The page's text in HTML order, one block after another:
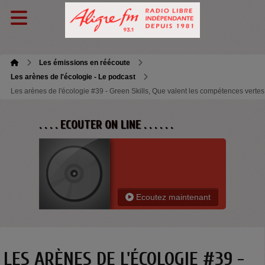
Les émissions en réécoute
Les arènes de l'écologie - Le podcast
Les arènes de l'écologie #39 - Green Skills, Que valent les compétences
. . . . ECOUTER ON LINE . . . . . .
Ecoutez maintenant
LES ARÈNES DE L'ÉCOLOGIE #39 -